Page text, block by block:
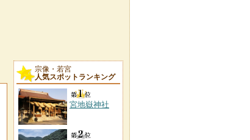
宗像・若宮
人気スポットランキング
宮地嶽神社